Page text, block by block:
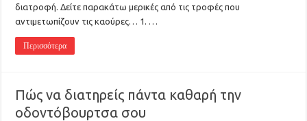
διατροφή. Δείτε παρακάτω μερικές από τις τροφές που
αντιμετωπίζουν τις καούρες… 1. …
Περισσότερα
Πώς να διατηρείς πάντα καθαρή την
οδοντόβουρτσα σου